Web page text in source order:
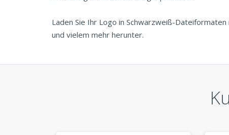
Laden Sie Ihr Logo in Schwarzweiß-
und vielem mehr herunter.